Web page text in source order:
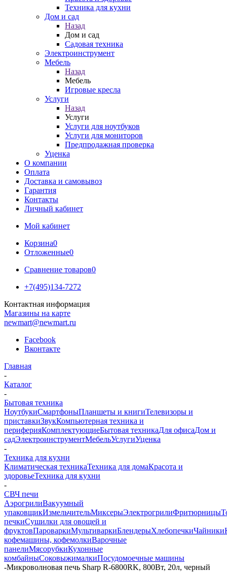
Техника для кухни
Дом и сад
Назад
Дом и сад
Садовая техника
Электроинструмент
Мебель
Назад
Мебель
Игровые кресла
Услуги
Назад
Услуги
Услуги для ноутбуков
Услуги для мониторов
Предпродажная проверка
Уценка
О компании
Оплата
Доставка и самовывоз
Гарантия
Контакты
Личный кабинет
Мой кабинет
Корзина0
Отложенные0
Сравнение товаров0
+7(495)134-7272
Контактная информация
Магазины на карте
newmart@newmart.ru
Facebook
Вконтакте
Главная
-
Каталог
-
Бытовая техника
НоутбукиСмартфоныПланшеты и книгиТелевизоры и
приставкиЗвукКомпьютерная техника и
периферияКомплектующиеБытовая техникаДля офисаДом и
садЭлектроинструментМебельУслугиУценка
-
Техника для кухни
Климатическая техникаТехника для домаКрасота и
здоровьеТехника для кухни
-
СВЧ печи
АэрогрилиВакуумный
упаковщикИзмельчительМиксерыЭлектрогрилиФритюрницы
печкиСушилки для овощей и
фруктовПароваркиМультиваркиБлендерыХлебопечкиЧайники
кофемашины, кофемолкиВарочные
панелиМясорубкиКухонные
комбайныСоковыжималкиПосудомоечные машины
-Микроволновая печь Sharp R-6800RK, 800Вт, 20л, черный